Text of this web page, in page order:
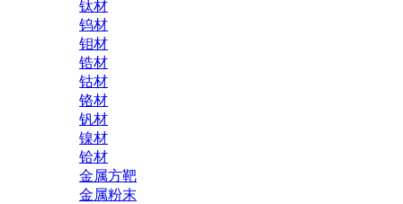
钛材
钨材
钼材
锆材
钴材
铬材
钒材
镍材
铪材
金属方靶
金属粉末